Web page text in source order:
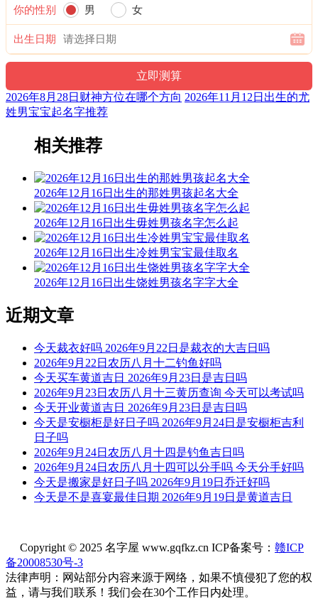
夕伟 川奕
俊兮 夕淳 解心 夕明
千倪 心烽 祺千
宏川 立千 捷戈 心青
上远 启少 紫千 才贺 馨心
千淯 维千 千明 洪千
心静 宁川 心全 心勃
永士 士昌 千彬 元夕 心尧
石毅 心茜 升平 元士
你的性别 男 女
出生日期
2026年8月28日财神方位在哪个方向 2026年11月12日出生的尤
姓男宝宝起名字推荐
相关推荐
2026年12月16日出生的那姓男孩起名大全
2026年12月16日出生毋姓男孩名字怎么起
2026年12月16日出生冷姓男宝宝最佳取名
2026年12月16日出生饶姓男孩名字字大全
近期文章
今天裁衣好吗 2026年9月22日是裁衣的大吉日吗
2026年9月22日农历八月十二钓鱼好吗
今天买车黄道吉日 2026年9月23日是吉日吗
2026年9月23日农历八月十三黄历查询 今天可以考试吗
今天开业黄道吉日 2026年9月23日是吉日吗
今天是安橱柜是好日子吗 2026年9月24日是安橱柜吉利
日子吗
2026年9月24日农历八月十四是钓鱼吉日吗
2026年9月24日农历八月十四可以分手吗 今天分手好吗
今天是搬家是好日子吗 2026年9月19日乔迁好吗
今天是不是喜宴最佳日期 2026年9月19日是黄道吉日
Copyright © 2025 名字屋 www.gqfkz.cn ICP备案号： 赣ICP
备20008530号-3
法律声明：网站部分内容来源于网络，如果不慎侵犯了您的权
益，请与我们联系！我们会在30个工作日内处理。